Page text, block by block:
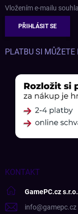
Vložením e-mailu
PŘIHLÁSIT SE
PLATBU SI MŮŽETE
KONTAKT
GamePC.cz s.r.o.
info@gamepc.cz